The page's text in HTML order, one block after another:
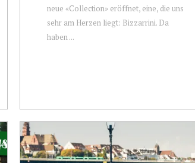
neue «Collection» eröffnet, eine, die uns
sehr am Herzen liegt: Bizzarrini. Da
haben ...